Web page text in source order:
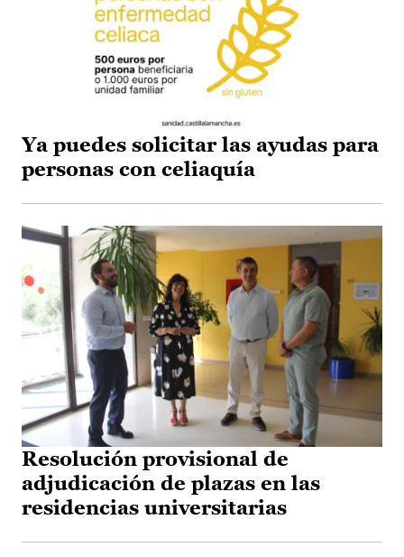
Ya puedes solicitar las ayudas para
personas con celiaquía
Resolución provisional de
adjudicación de plazas en las
residencias universitarias